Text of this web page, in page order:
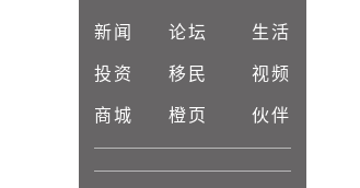
新闻 论坛 生活
投资 移民 视频
商城 橙页 伙伴